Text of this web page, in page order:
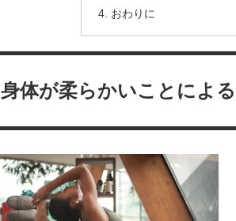
おわりに
身体が柔らかいことによ